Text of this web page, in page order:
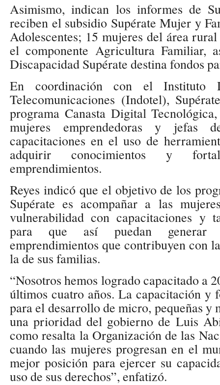
Asimismo, indican los informes de
reciben el subsidio Supérate Mujer y
Adolescentes; 15 mujeres del área
el componente Agricultura Familiar,
Discapacidad Supérate destina fondos
En coordinación con el Instituto
Telecomunicaciones (Indotel),
programa Canasta Digital
mujeres emprendedoras y jefas
capacitaciones en el uso de
adquirir conocimientos y
emprendimientos.
Reyes indicó que el objetivo de los
Supérate es acompañar a las
vulnerabilidad con capacitaciones y
para que así puedan generar
emprendimientos que contribuyen con
la de sus familias.
“Nosotros hemos logrado capacitado a
últimos cuatro años. La capacitación y
para el desarrollo de micro, pequeñas y
una prioridad del gobierno de Luis
como resalta la Organización de las
cuando las mujeres progresan en el
mejor posición para ejercer su
uso de sus derechos”, enfatizó.